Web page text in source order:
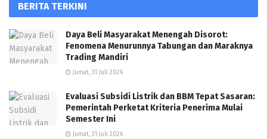
BERITA TERKINI
Daya Beli Masyarakat Menengah Disorot:
Fenomena Menurunnya Tabungan dan Maraknya
Trading Mandiri
Jumat, 31 Juli 2026
Evaluasi Subsidi Listrik dan BBM Tepat Sasaran:
Pemerintah Perketat Kriteria Penerima Mulai
Semester Ini
Jumat, 31 Juli 2026